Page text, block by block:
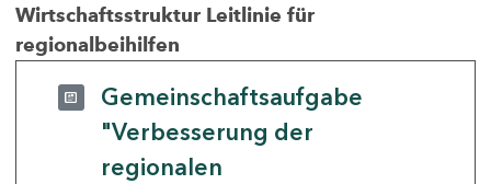
Wirtschaftsstruktur Leitlinie für
regionalbeihilfen
Gemeinschaftsaufgabe
"Verbesserung der
regionalen